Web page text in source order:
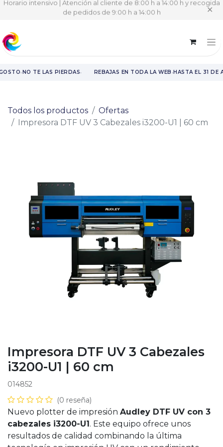
Horario intensivo | Atención al cliente de 8:00 h a 14:00 h y recogida
de pedidos de 9:00 h a 14:00 h ✕
·NO TE LAS PIERDAS· REBAJAS EN TODA LA WEB· HASTA EL 31 DE
Todos los productos
Ofertas
Impresora DTF UV 3 Cabezales i3200-U1 | 60 cm
Impresora DTF UV 3 Cabezales
i3200-U1 | 60 cm
014852
(0 reseña)
Nuevo plotter de impresión Audley DTF UV con 3
cabezales i3200-U1. Este equipo ofrece unos
resultados de calidad combinando la última